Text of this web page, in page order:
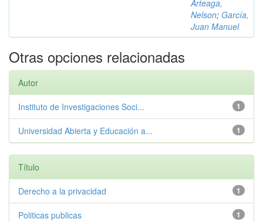
Arteaga,
Nelson; García,
Juan Manuel
Otras opciones relacionadas
Autor
1
Instituto de Investigaciones Soci...
1
Universidad Abierta y Educación a...
Título
1
Derecho a la privacidad
1
Politicas publicas